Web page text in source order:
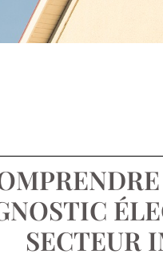
SECTEUR